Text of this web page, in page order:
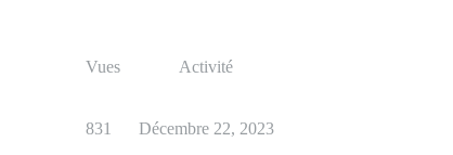
Vues Activité
831 Décembre 22, 2023